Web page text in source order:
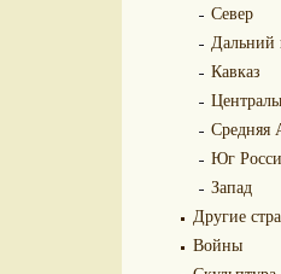
Север
Дальний
Кавказ
Средняя
Юг
Запад
Другие
Войны